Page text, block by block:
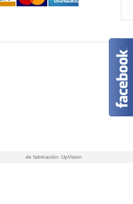
de fabricación: UpVision